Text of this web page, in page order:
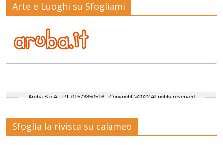
Arte e Luoghi su Sfogliami
Sfoglia la rivista su calameo